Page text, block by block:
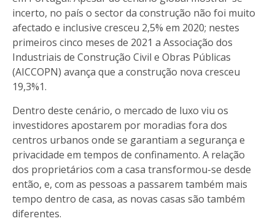
incerto, no país o sector da construção não foi muito
afectado e inclusive cresceu 2,5% em 2020; nestes
primeiros cinco meses de 2021 a Associação dos
Industriais de Construção Civil e Obras Públicas
(AICCOPN) avança que a construção nova cresceu
19,3%1.
Dentro deste cenário, o mercado de luxo viu os
investidores apostarem por moradias fora dos
centros urbanos onde se garantiam a segurança e
privacidade em tempos de confinamento. A relação
dos proprietários com a casa transformou-se desde
então, e, com as pessoas a passarem também mais
tempo dentro de casa, as novas casas são também
diferentes.